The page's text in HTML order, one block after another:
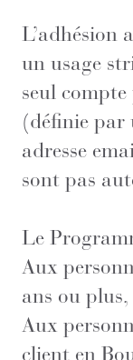
L’adhésion
un usage
seul
(définie par
adresse
sont pas
Le
Aux
ans ou plus,
Aux
client en